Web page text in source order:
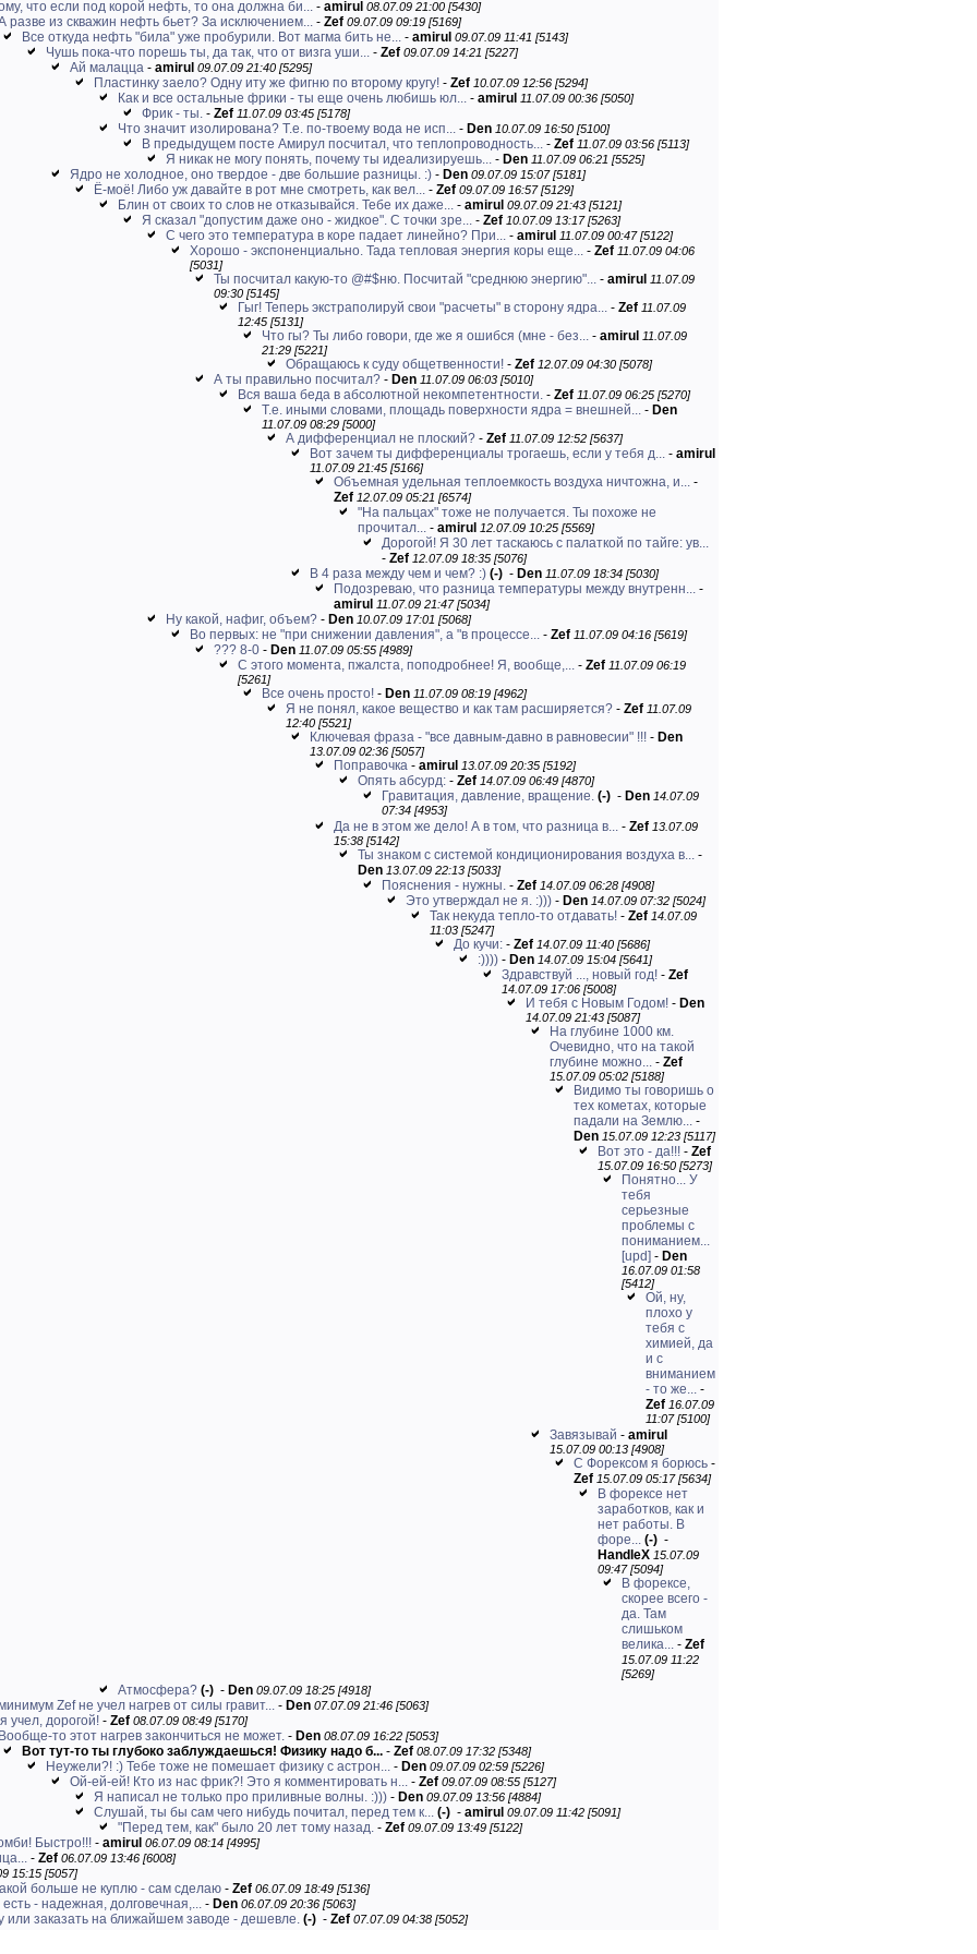
что если под корой нефть, то она должна би... - amirul 08.07.09 21:00 [5430]
разве из скважин нефть бьет? За исключением... - Zef 09.07.09 09:19 [5169]
Все откуда нефть "била" уже пробурили. Вот магма бить не... - amirul 09.07.09 11:41 [5143]
Чушь пока-что порешь ты, да так, что от визга уши... - Zef 09.07.09 14:21 [5227]
Ай малацца - amirul 09.07.09 21:40 [5295]
Пластинку заело? Одну иту же фигню по второму кругу! - Zef 10.07.09 12:56 [5294]
Как и все остальные фрики - ты еще очень любишь юл... - amirul 11.07.09 00:36 [5050]
Фрик - ты. - Zef 11.07.09 03:45 [5178]
Что значит изолирована? Т.е. по-твоему вода не исп... - Den 10.07.09 16:50 [5100]
В предыдущем посте Амирул посчитал, что теплопроводность... - Zef 11.07.09 03:56 [5113]
Я никак не могу понять, почему ты идеализируешь... - Den 11.07.09 06:21 [5525]
Ядро не холодное, оно твердое - две большие разницы. :) - Den 09.07.09 15:07 [5181]
Ё-моё! Либо уж давайте в рот мне смотреть, как вел... - Zef 09.07.09 16:57 [5129]
Блин от своих то слов не отказывайся. Тебе их даже... - amirul 09.07.09 21:43 [5121]
Я сказал "допустим даже оно - жидкое". С точки зре... - Zef 10.07.09 13:17 [5263]
С чего это температура в коре падает линейно? При... - amirul 11.07.09 00:47 [5122]
Хорошо - экспоненциально. Тада тепловая энергия коры еще... - Zef 11.07.09 04:06
[5031]
Ты посчитал какую-то @#$ню. Посчитай "среднюю энергию"... - amirul 11.07.09
09:30 [5145]
Гыг! Теперь экстраполируй свои "расчеты" в сторону ядра... - Zef 11.07.09
12:45 [5131]
Что гы? Ты либо говори, где же я ошибся (мне - без... - amirul 11.07.09
21:29 [5221]
Обращаюсь к суду общетвенности! - Zef 12.07.09 04:30 [5078]
А ты правильно посчитал? - Den 11.07.09 06:03 [5010]
Вся ваша беда в абсолютной некомпетентности. - Zef 11.07.09 06:25 [5270]
Т.е. иными словами, площадь поверхности ядра = внешней... - Den
11.07.09 08:29 [5000]
А дифференциал не плоский? - Zef 11.07.09 12:52 [5637]
Вот зачем ты дифференциалы трогаешь, если у тебя д... - amirul
11.07.09 21:45 [5166]
Объемная удельная теплоемкость воздуха ничтожна, и... -
Zef 12.07.09 05:21 [6574]
"На пальцах" тоже не получается. Ты похоже не
прочитал... - amirul 12.07.09 10:25 [5569]
Дорогой! Я 30 лет таскаюсь с палаткой по тайге: ув...
- Zef 12.07.09 18:35 [5076]
В 4 раза между чем и чем? :) (-) - Den 11.07.09 18:34 [5030]
Подозреваю, что разница температуры между внутренн... -
amirul 11.07.09 21:47 [5034]
Ну какой, нафиг, объем? - Den 10.07.09 17:01 [5068]
Во первых: не "при снижении давления", а "в процессе... - Zef 11.07.09 04:16 [5619]
??? 8-0 - Den 11.07.09 05:55 [4989]
С этого момента, пжалста, поподробнее! Я, вообще,... - Zef 11.07.09 06:19
[5261]
Все очень просто! - Den 11.07.09 08:19 [4962]
Я не понял, какое вещество и как там расширяется? - Zef 11.07.09
12:40 [5521]
Ключевая фраза - "все давным-давно в равновесии" !!! - Den
13.07.09 02:36 [5057]
Поправочка - amirul 13.07.09 20:35 [5192]
Опять абсурд: - Zef 14.07.09 06:49 [4870]
Гравитация, давление, вращение. (-) - Den 14.07.09
07:34 [4953]
Да не в этом же дело! А в том, что разница в... - Zef 13.07.09
15:38 [5142]
Ты знаком с системой кондиционирования воздуха в... -
Den 13.07.09 22:13 [5033]
Пояснения - нужны. - Zef 14.07.09 06:28 [4908]
Это утверждал не я. :))) - Den 14.07.09 07:32 [5024]
Так некуда тепло-то отдавать! - Zef 14.07.09
11:03 [5247]
До кучи: - Zef 14.07.09 11:40 [5686]
:)))) - Den 14.07.09 15:04 [5641]
Здравствуй ..., новый год! - Zef
14.07.09 17:06 [5008]
И тебя с Новым Годом! - Den
14.07.09 21:43 [5087]
На глубине 1000 км.
Очевидно, что на такой
глубине можно... - Zef
15.07.09 05:02 [5188]
Видимо ты говоришь о
тех кометах, которые
падали на Землю... -
Den 15.07.09 12:23 [5117]
Вот это - да!!! - Zef
15.07.09 16:50 [5273]
Понятно... У
тебя
серьезные
проблемы с
пониманием...
[upd] - Den
16.07.09 01:58
[5412]
Ой, ну,
плохо у
тебя с
химией, да
и с
вниманием
- то же... -
Zef 16.07.09
11:07 [5100]
Завязывай - amirul
15.07.09 00:13 [4908]
С Форексом я борюсь -
Zef 15.07.09 05:17 [5634]
В форексе нет
заработков, как и
нет работы. В
форе... (-) -
HandleX 15.07.09
09:47 [5094]
В форексе,
скорее всего -
да. Там
слишьком
велика... - Zef
15.07.09 11:22
[5269]
Атмосфера? (-) - Den 09.07.09 18:25 [4918]
Zef не учел нагрев от силы гравит... - Den 07.07.09 21:46 [5063]
учел, дорогой! - Zef 08.07.09 08:49 [5170]
то этот нагрев закончиться не может. - Den 08.07.09 16:22 [5053]
Вот тут-то ты глубоко заблуждаешься! Физику надо б... - Zef 08.07.09 17:32 [5348]
Неужели?! :) Тебе тоже не помешает физику с астрон... - Den 09.07.09 02:59 [5226]
Ой-ей-ей! Кто из нас фрик?! Это я комментировать н... - Zef 09.07.09 08:55 [5127]
Я написал не только про приливные волны. :))) - Den 09.07.09 13:56 [4884]
Слушай, ты бы сам чего нибудь почитал, перед тем к... (-) - amirul 09.07.09 11:42 [5091]
"Перед тем, как" было 20 лет тому назад. - Zef 09.07.09 13:49 [5122]
Быстро!!! - amirul 06.07.09 08:14 [4995]
- Zef 06.07.09 13:46 [6008]
15:15 [5057]
больше не куплю - сам сделаю - Zef 06.07.09 18:49 [5136]
- надежная, долговечная,... - Den 06.07.09 20:36 [5063]
или заказать на ближайшем заводе - дешевле. (-) - Zef 07.07.09 04:38 [5052]